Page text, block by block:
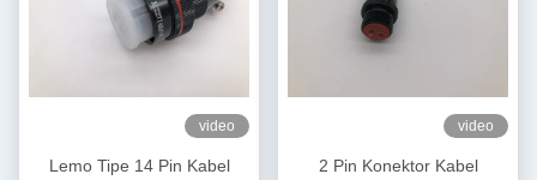
video
Lemo Tipe 14 Pin Kabel
video
2 Pin Konektor Kabel